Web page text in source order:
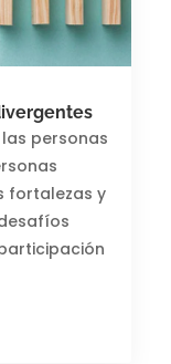
personas
fortalezas y